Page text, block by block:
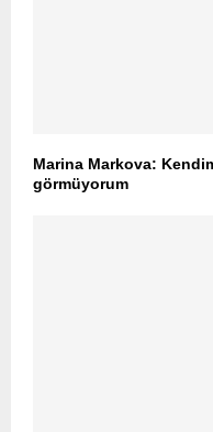
Marina Markova:
görmüyorum